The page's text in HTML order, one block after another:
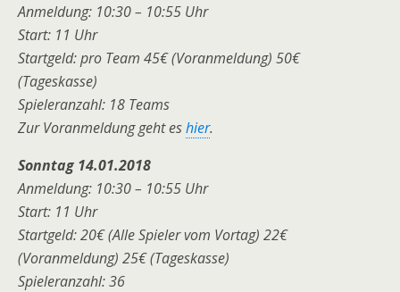
Anmeldung: 10:30 – 10:55 Uhr
Start: 11 Uhr
Startgeld: pro Team 45€ (Voranmeldung) 50€
(Tageskasse)
Spieleranzahl: 18 Teams
Zur Voranmeldung geht eshier.
Sonntag14.01.2018
Anmeldung: 10:30 – 10:55 Uhr
Start: 11 Uhr
Startgeld: 20€ (Alle Spieler vom Vortag) 22€
(Voranmeldung) 25€ (Tageskasse)
Spieleranzahl: 36